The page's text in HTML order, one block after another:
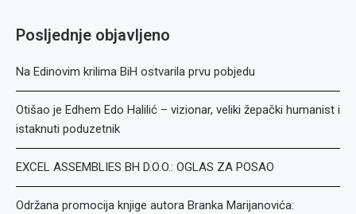
Posljednje objavljeno
Na Edinovim krilima BiH ostvarila prvu pobjedu
Otišao je Edhem Edo Halilić – vizionar, veliki žepački humanist i
istaknuti poduzetnik
EXCEL ASSEMBLIES BH D.O.O.: OGLAS ZA POSAO
Održana promocija knjige autora Branka Marijanovića: